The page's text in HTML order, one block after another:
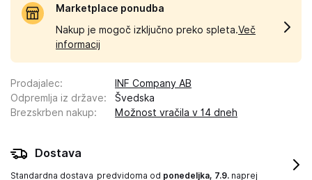
Marketplace ponudba
Nakup je mogoč izključno preko spleta.Več
informacij
Prodajalec:
INF Company AB
Odpremlja iz države:
Švedska
Brezskrben nakup: Možnost vračila v 14 dneh
Dostava
Standardna dostava predvidoma od ponedeljka, 7.9. naprej